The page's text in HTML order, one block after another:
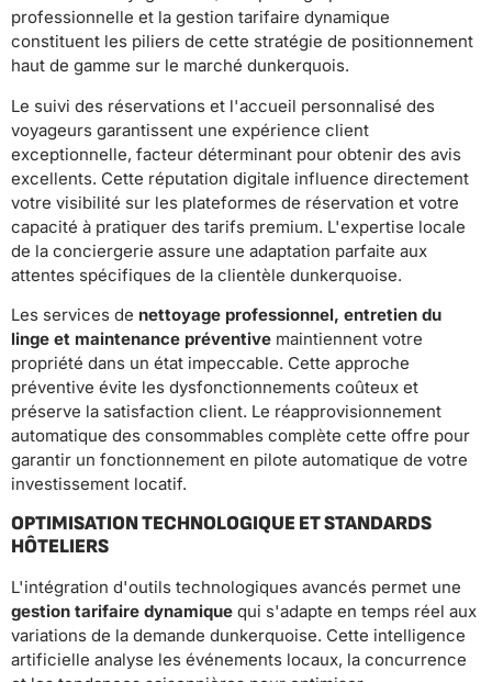
professionnelle et la gestion tarifaire dynamique
constituent les piliers de cette stratégie de positionnement
haut de gamme sur le marché dunkerquois.
Le suivi des réservations et l'accueil personnalisé des
voyageurs garantissent une expérience client
exceptionnelle, facteur déterminant pour obtenir des avis
excellents. Cette réputation digitale influence directement
votre visibilité sur les plateformes de réservation et votre
capacité à pratiquer des tarifs premium. L'expertise locale
de la conciergerie assure une adaptation parfaite aux
attentes spécifiques de la clientèle dunkerquoise.
Les services de nettoyage professionnel, entretien du
linge et maintenance préventive maintiennent votre
propriété dans un état impeccable. Cette approche
préventive évite les dysfonctionnements coûteux et
préserve la satisfaction client. Le réapprovisionnement
automatique des consommables complète cette offre pour
garantir un fonctionnement en pilote automatique de votre
investissement locatif.
OPTIMISATION TECHNOLOGIQUE ET STANDARDS
HÔTELIERS
L'intégration d'outils technologiques avancés permet une
gestion tarifaire dynamique qui s'adapte en temps réel aux
variations de la demande dunkerquoise. Cette intelligence
artificielle analyse les événements locaux, la concurrence